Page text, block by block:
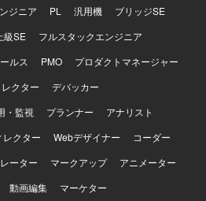
ジニア PL 汎用機
ブリッジSE
級SE
フルスタックエンジニア
ルス PMO
プロダクトマネージャー
クター
デバッカー
・監視 プランナー
アナリスト
クター Webデザイナー
コーダー
ーター マークアップ
アニメーター
動画編集
マーケター